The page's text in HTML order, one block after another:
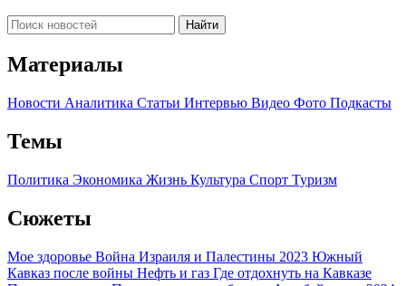
Найти
Материалы
Новости Аналитика Статьи Интервью Видео Фото Подкасты
Темы
Политика Экономика Жизнь Культура Спорт Туризм
Сюжеты
Мое здоровье Война Израиля и Палестины 2023 Южный
Кавказ после войны Нефть и газ Где отдохнуть на Кавказе